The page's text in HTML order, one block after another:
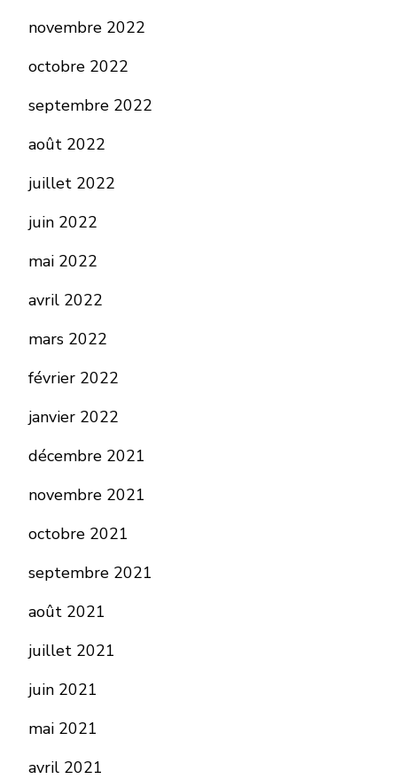
novembre 2022
octobre 2022
septembre 2022
août 2022
juillet 2022
juin 2022
mai 2022
avril 2022
mars 2022
février 2022
janvier 2022
décembre 2021
novembre 2021
octobre 2021
septembre 2021
août 2021
juillet 2021
juin 2021
mai 2021
avril 2021